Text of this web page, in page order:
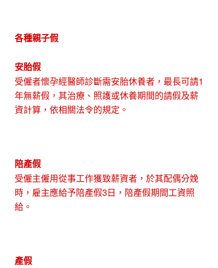
各種親子假
安胎假
受僱者懷孕經醫師診斷需安胎休養者，最長可請1
年無薪假，其治療、照護或休養期間的請假及薪
資計算，依相關法令的規定。
陪產假
受僱主僱用從事工作獲致薪資者，於其配偶分娩
時，雇主應給予陪產假3日，陪產假期間工資照
給。
產假